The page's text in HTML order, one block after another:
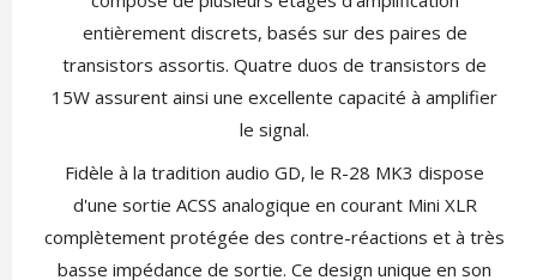
entièrement discrets, basés sur des paires de
transistors assortis. Quatre duos de transistors de
15W assurent ainsi une excellente capacité à amplifier
le signal.
Fidèle à la tradition audio GD, le R-28 MK3 dispose
d'une sortie ACSS analogique en courant Mini XLR
complètement protégée des contre-réactions et à très
basse impédance de sortie. Ce design unique en son